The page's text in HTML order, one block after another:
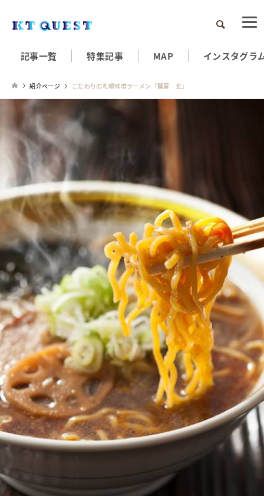
検索
記事一覧 特集記事 MAP インスタグラ
紹介ページ こだわりの札幌味噌ラーメン『麺屋 玄』